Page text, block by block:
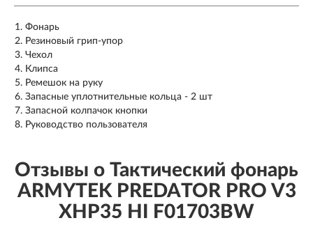
Фонарь
Резиновый грип-упор
Чехол
Клипса
Ремешок на руку
Запасные уплотнительные кольца - 2 шт
Запасной колпачок кнопки
Руководство пользователя
Отзывы о Тактический фонарь
ARMYTEK PREDATOR PRO V3
XHP35 HI F01703BW